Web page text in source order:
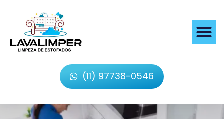
(11) 97738-0546